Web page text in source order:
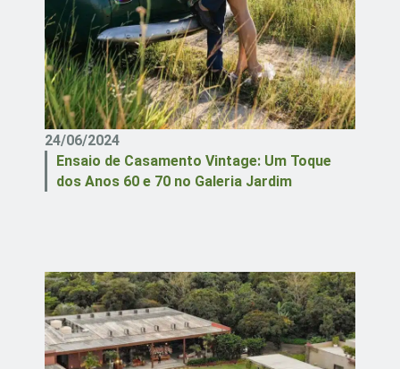
24/06/2024
Ensaio de Casamento Vintage: Um Toque
dos Anos 60 e 70 no Galeria Jardim